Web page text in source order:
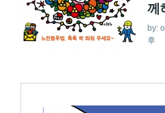
께
by:
후